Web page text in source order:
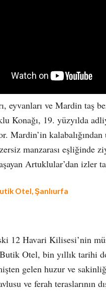
eyvanları ve Mardin taş
Konağı, 19. yüzyılda
Mardin’in
manzarası
Artuklular’dan izler
Otel, Şanlıurfa
12 Havari Kilisesi’nin
Otel, bin yıllık tarihi
gelen huzur ve
ve ferah teraslarının